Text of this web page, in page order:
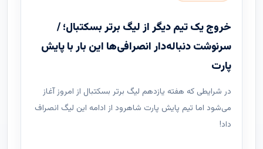
خروج یک تیم دیگر از لیگ برتر بسکتبال؛ /
سرنوشت دنباله‌دار انصرافی‌ها این بار با پایش
پارت
در شرایطی که هفته یازدهم لیگ ‌برتر بسکتبال از امروز آغاز
می‌شود اما تیم پایش پارت شاهرود از ادامه این لیگ انصراف
داد!